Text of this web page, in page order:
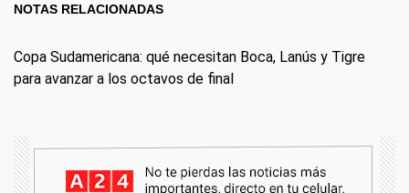
NOTAS RELACIONADAS
Copa Sudamericana: qué necesitan Boca, Lanús y Tigre
para avanzar a los octavos de final